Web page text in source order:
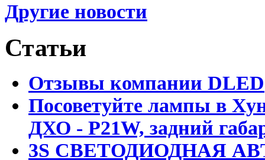
Другие новости
Статьи
Отзывы компании DLED
Посоветуйте лампы в
ДХО - P21W, задний
3S СВЕТОДИОДНАЯ